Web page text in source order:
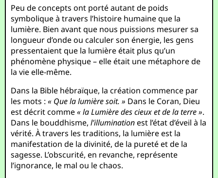
Peu de concepts ont porté autant de poids
symbolique à travers l’histoire humaine que la
lumière. Bien avant que nous puissions mesurer sa
longueur d’onde ou calculer son énergie, les gens
pressentaient que la lumière était plus qu’un
phénomène physique – elle était une métaphore de
la vie elle-même.
Dans la Bible hébraïque, la création commence par
les mots :« Que la lumière soit. » Dans le Coran, Dieu
est décrit comme« la Lumière des cieux et de la terre ».
Dans le bouddhisme,l’illuminationest l’état d’éveil à la
vérité. À travers les traditions, la lumière est la
manifestation de la divinité, de la pureté et de la
sagesse. L’obscurité, en revanche, représente
l’ignorance, le mal ou le chaos.